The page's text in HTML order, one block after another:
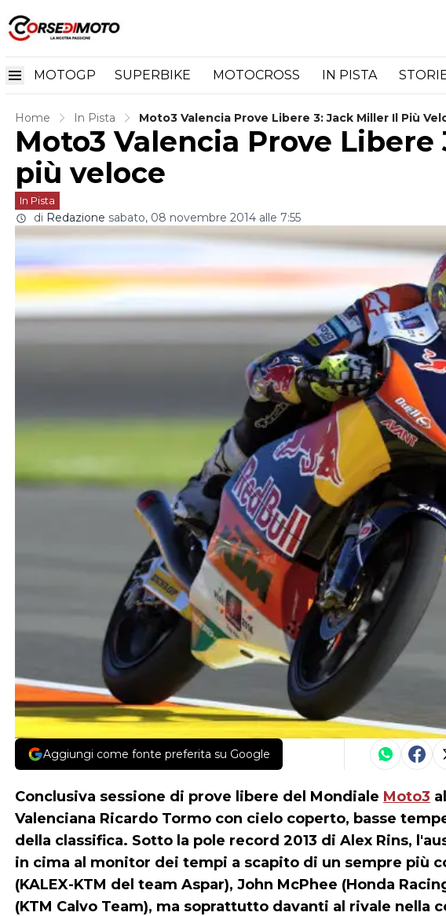
MOTOGP SUPERBIKE MOTOCROSS IN PISTA
Home In Pista Moto3 Valencia Prove Libere 3: Jack Miller Il Più
Moto3 Valencia Prove
più veloce
In Pista
di Redazione sabato, 08 novembre 2014 alle 7:55
Aggiungi come fonte preferita su Google
Conclusiva sessione di prove libere del Mondiale Moto3
Valenciana Ricardo Tormo con cielo coperto, basse
della classifica. Sotto la pole record 2013 di Alex Rins,
in cima al monitor dei tempi a scapito di un sempre più
(KALEX-KTM del team Aspar), John McPhee (Honda
(KTM Calvo Team), ma soprattutto davanti al rivale nella